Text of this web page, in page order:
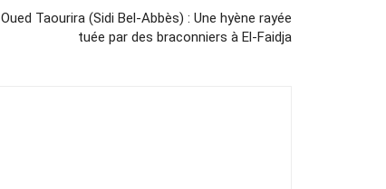
Oued Taourira (Sidi Bel-Abbès) : Une hyène rayée
tuée par des braconniers à El-Faidja